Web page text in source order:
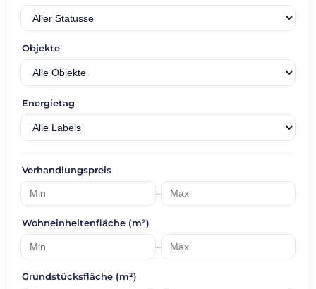
Objekte
Energietag
Verhandlungspreis
–
Wohneinheitenfläche (m²)
–
Grundstücksfläche (m²)